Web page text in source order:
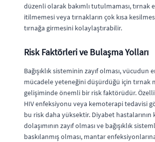
düzenli olarak bakımlı tutulmaması, tırnak
itilmemesi veya tırnakların çok kısa
tırnağa girmesini kolaylaştırabilir.
Risk Faktörleri ve Bulaşma Yolları
Bağışıklık sisteminin zayıf olması, vücudun
mücadele yeteneğini düşürdüğü için tırnak
gelişiminde önemli bir risk faktörüdür.
HIV enfeksiyonu veya kemoterapi tedavisi
bu risk daha yüksektir. Diyabet hastalarının
dolaşımının zayıf olması ve bağışıklık
baskılanmış olması, mantar